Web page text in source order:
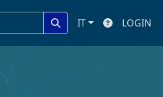
IT LOGIN